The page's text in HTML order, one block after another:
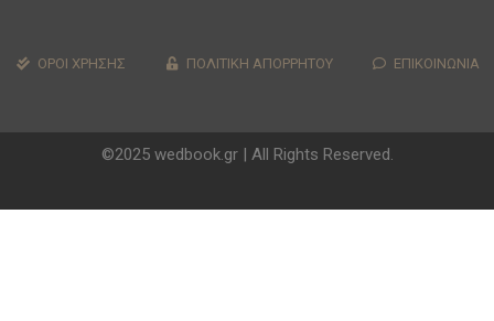
ΟΡΟΙ ΧΡΗΣΗΣ ΠΟΛΙΤΙΚΗ ΑΠΟΡΡΗΤΟΥ ΕΠΙΚΟΙΝΩΝΙΑ
©2025 wedbook.gr | All Rights Reserved.